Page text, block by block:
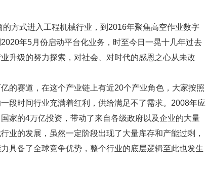
方式进入工程机械行业，到 2016年聚焦高空作业数字
2020年5月份启动平台化业务，时至今日一晃十几年过去
升级的努力探索，对社会、对时代的感恩之心从未改
的赛道，在这个产业链上有近20个产业角色，大家按照
段时间行业充满着红利，供给满足不了需求。 2008年应
家的4万亿投资，带动了来自各级政府以及企业的大量
业的发展，虽然一定阶段出现了大量库存和产能过剩，
具备了全球竞争优势，整个行业的底层逻辑至此也发生